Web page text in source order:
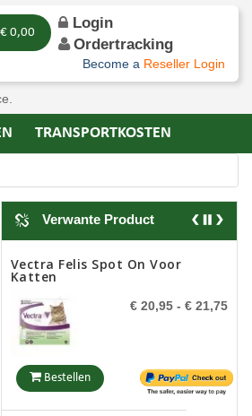
0,00
Login
Ordertracking
Become a Reseller Login
TRANSPORTKOSTEN
Verwante Product
Vectra Felis Spot On Voor
Katten
€ 20,95 - € 21,75
Bestellen